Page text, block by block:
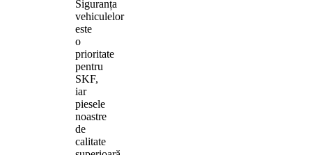
Siguranța
vehiculelor
este
o
prioritate
pentru
SKF,
iar
piesele
noastre
de
calitate